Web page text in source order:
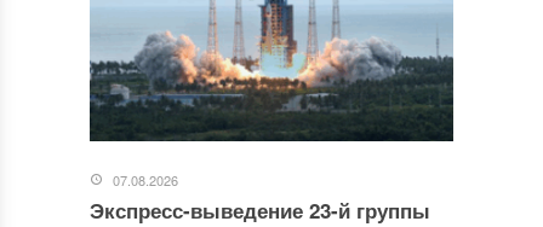
07.08.2026
Экспресс-выведение 23-й группы